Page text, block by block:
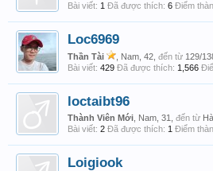
Bài viết: 1 Đã được thích: 6 Điểm
Loc6969
Thần Tài , Nam, 42, đến từ 129/
Bài viết: 429 Đã được thích: 1,566
loctaibt96
Thành Viên Mới , Nam, 31, đến từ
Bài viết: 2 Đã được thích: 1 Điểm
Loigiook